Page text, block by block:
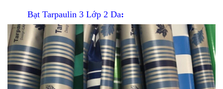
Bạt Tarpaulin 3 Lớp 2 Da: